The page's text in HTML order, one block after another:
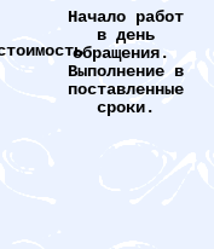
Начало работ
в день
обращения.
Выполнение в
поставленные
сроки.